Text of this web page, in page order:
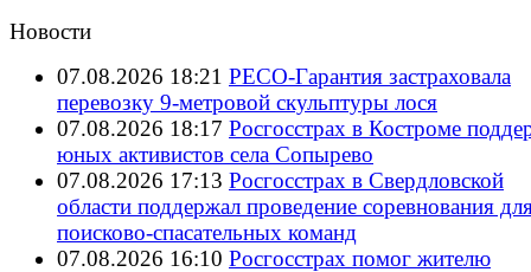
Новости
07.08.2026 18:21 РЕСО-Гарантия застраховала
перевозку 9-метровой скульптуры лося
07.08.2026 18:17 Росгосстрах в Костроме
юных активистов села Сопырево
07.08.2026 17:13 Росгосстрах в Свердловской
области поддержал проведение соревнования
поисково‑спасательных команд
07.08.2026 16:10 Росгосстрах помог жителю